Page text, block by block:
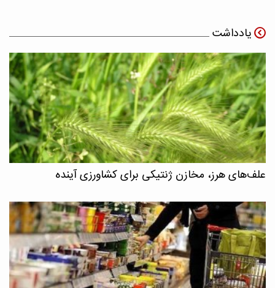
یادداشت
علف‌های هرز، مخازن ژنتیکی برای کشاورزی آینده